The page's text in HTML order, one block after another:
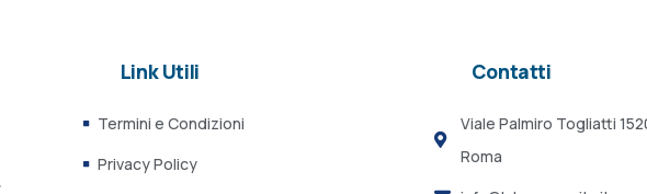
Link Utili
Termini e Condizioni
Privacy Policy
Contatti
Viale Palmiro Togliatti
Roma